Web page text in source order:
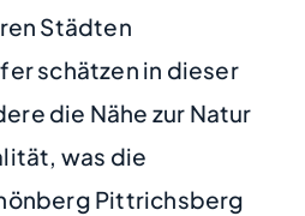
Städten
schätzen in dieser
die Nähe zur Natur
was die
Pittrichsberg